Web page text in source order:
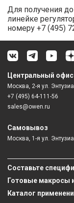
Для получения
линейке
номеру +7 (495)
Центральный офис
Москва, 2-я ул.
+7 (495) 64-111-56
sales@owen.ru
Самовывоз
Москва, 1-я ул.
Составьте
Готовые макросы
Каталог